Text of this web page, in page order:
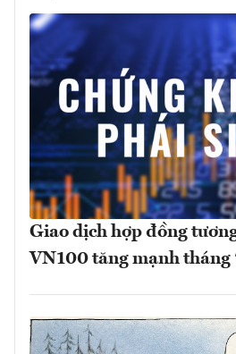
Giao dịch hợp đồng
VN100 tăng mạnh